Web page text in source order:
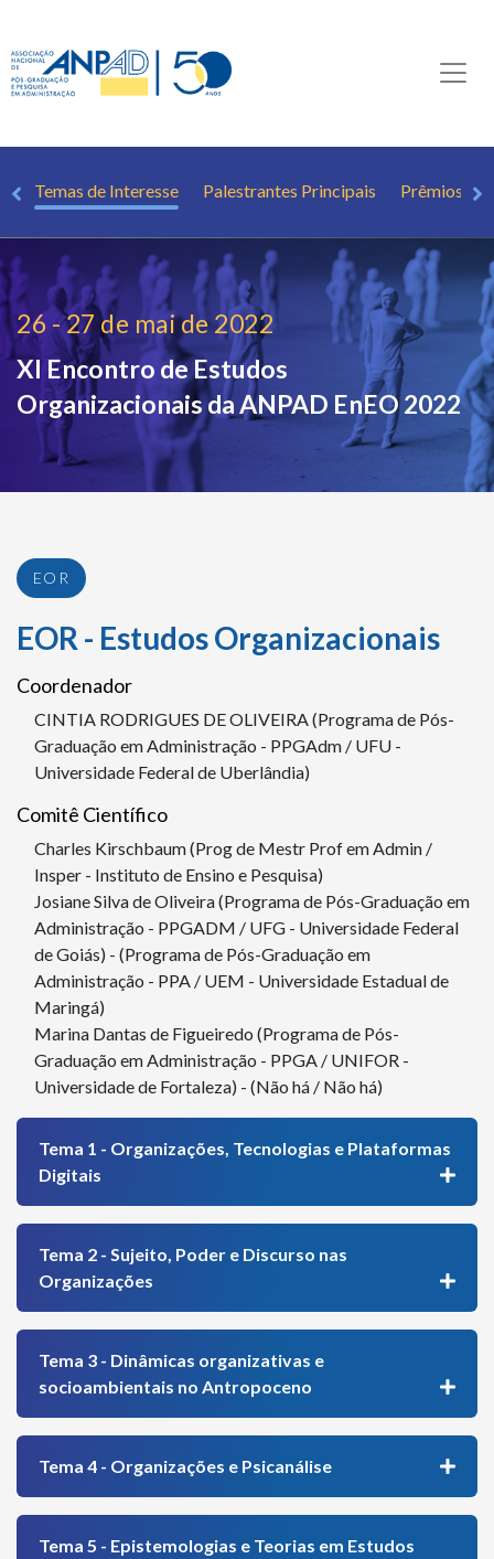
Temas de Interesse Palestrantes Principais Prêmios e
26 - 27 de mai de 2022
XI Encontro de Estudos
Organizacionais da ANPAD EnEO 2022
EOR
EOR - Estudos Organizacionais
Coordenador
CINTIA RODRIGUES DE OLIVEIRA (Programa de Pós-
Graduação em Administração - PPGAdm / UFU -
Universidade Federal de Uberlândia)
Comitê Científico
Charles Kirschbaum (Prog de Mestr Prof em Admin /
Insper - Instituto de Ensino e Pesquisa)
Josiane Silva de Oliveira (Programa de Pós-Graduação em
Administração - PPGADM / UFG - Universidade Federal
de Goiás) - (Programa de Pós-Graduação em
Administração - PPA / UEM - Universidade Estadual de
Maringá)
Marina Dantas de Figueiredo (Programa de Pós-
Graduação em Administração - PPGA / UNIFOR -
Universidade de Fortaleza) - (Não há / Não há)
Tema 1 - Organizações, Tecnologias e Plataformas
Digitais
Tema 2 - Sujeito, Poder e Discurso nas
Organizações
Tema 3 - Dinâmicas organizativas e
socioambientais no Antropoceno
Tema 4 - Organizações e Psicanálise
Tema 5 - Epistemologias e Teorias em Estudos